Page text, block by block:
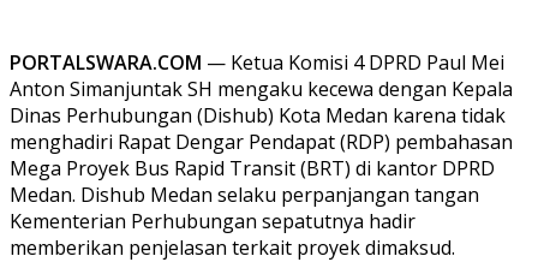
PORTALSWARA.COM — Ketua Komisi 4 DPRD Paul Mei
Anton Simanjuntak SH mengaku kecewa dengan Kepala
Dinas Perhubungan (Dishub) Kota Medan karena tidak
menghadiri Rapat Dengar Pendapat (RDP) pembahasan
Mega Proyek Bus Rapid Transit (BRT) di kantor DPRD
Medan. Dishub Medan selaku perpanjangan tangan
Kementerian Perhubungan sepatutnya hadir
memberikan penjelasan terkait proyek dimaksud.